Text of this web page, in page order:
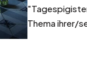
Thema ihrer/